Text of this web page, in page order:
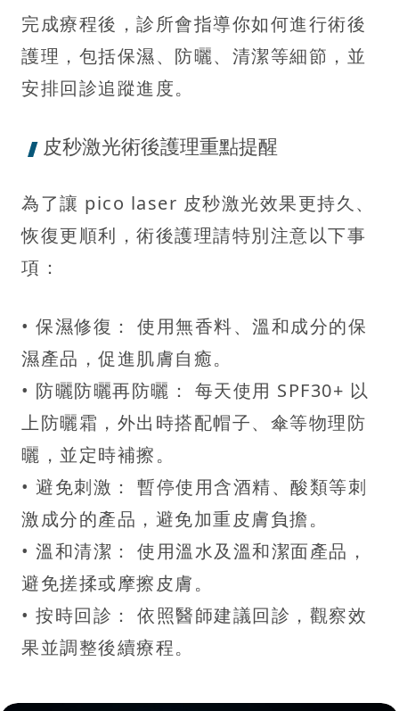
完成療程後，診所會指導你如何進行術後
護理，包括保濕、防曬、清潔等細節，並
安排回診追蹤進度。
皮秒激光術後護理重點提醒
為了讓 pico laser 皮秒激光效果更持久、
恢復更順利，術後護理請特別注意以下事
項：
• 保濕修復： 使用無香料、溫和成分的保
濕產品，促進肌膚自癒。
• 防曬防曬再防曬： 每天使用 SPF30+ 以
上防曬霜，外出時搭配帽子、傘等物理防
曬，並定時補擦。
• 避免刺激： 暫停使用含酒精、酸類等刺
激成分的產品，避免加重皮膚負擔。
• 溫和清潔： 使用溫水及溫和潔面產品，
避免搓揉或摩擦皮膚。
• 按時回診： 依照醫師建議回診，觀察效
果並調整後續療程。